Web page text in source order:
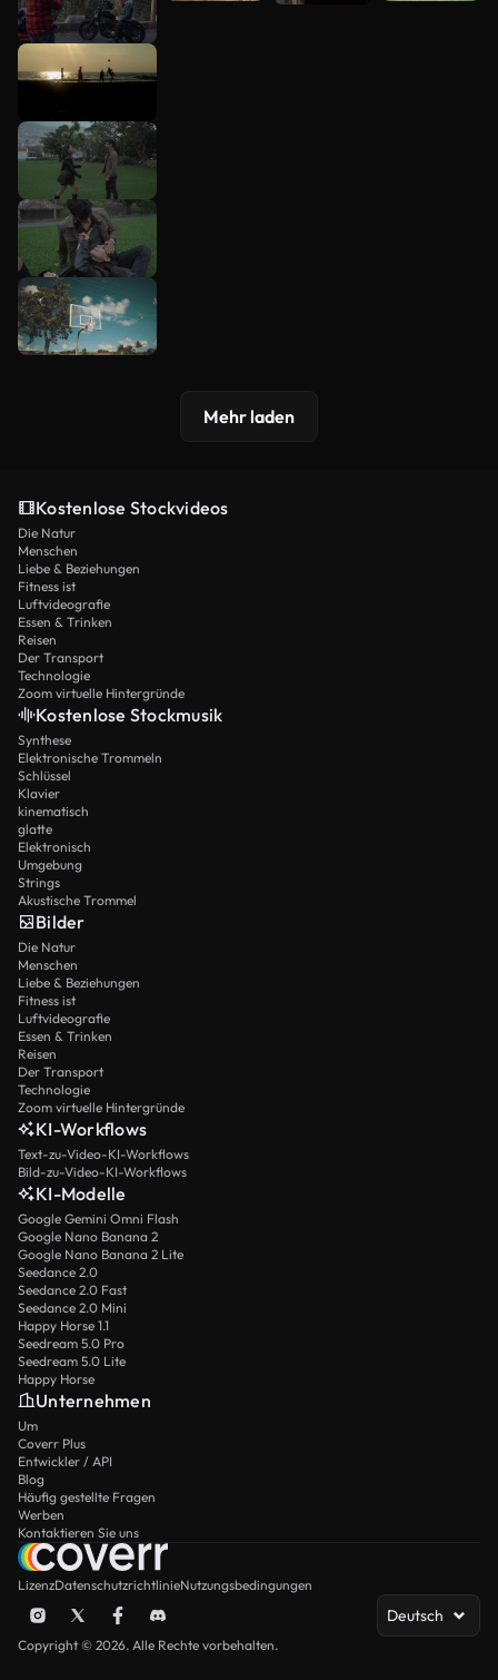
Mehr laden
Kostenlose Stockvideos
Die Natur
Menschen
Liebe & Beziehungen
Fitness ist
Luftvideografie
Essen & Trinken
Reisen
Der Transport
Technologie
Zoom virtuelle Hintergründe
Kostenlose Stockmusik
Synthese
Elektronische Trommeln
Schlüssel
Klavier
kinematisch
glatte
Elektronisch
Umgebung
Strings
Akustische Trommel
Bilder
Die Natur
Menschen
Liebe & Beziehungen
Fitness ist
Luftvideografie
Essen & Trinken
Reisen
Der Transport
Technologie
Zoom virtuelle Hintergründe
KI-Workflows
Text-zu-Video-KI-Workflows
Bild-zu-Video-KI-Workflows
KI-Modelle
Google Gemini Omni Flash
Google Nano Banana 2
Google Nano Banana 2 Lite
Seedance 2.0
Seedance 2.0 Fast
Seedance 2.0 Mini
Happy Horse 1.1
Seedream 5.0 Pro
Seedream 5.0 Lite
Happy Horse
Unternehmen
Um
Coverr Plus
Entwickler / API
Blog
Häufig gestellte Fragen
Werben
Kontaktieren Sie uns
LizenzDatenschutzrichtlinieNutzungsbedingungen
Deutsch
Copyright © 2026. Alle Rechte vorbehalten.